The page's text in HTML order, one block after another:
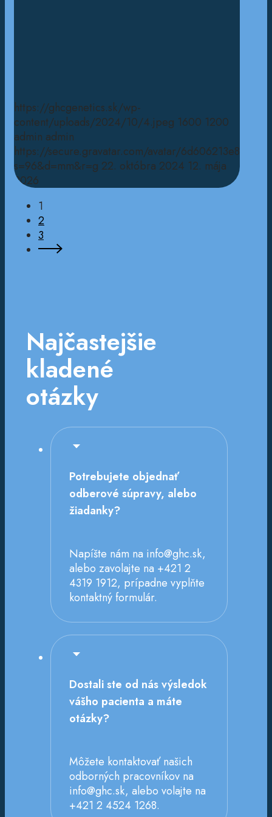
https://ghcgenetics.sk/wp-
content/uploads/2024/10/4.jpeg 1600 1200
admin admin
https://secure.gravatar.com/avatar/
s=96&d=mm&r=g 22. októbra 2024 12. mája
2026
1
2
3
Najčastejšie
kladené
otázky
Potrebujete objednať
odberové súpravy, alebo
žiadanky?
Napíšte nám na info@ghc.sk,
alebo zavolajte na +421 2
4319 1912, prípadne vyplňte
kontaktný formulár.
Dostali ste od nás výsledok
vášho pacienta a máte
otázky?
Môžete kontaktovať našich
odborných pracovníkov na
info@ghc.sk, alebo volajte na
+421 2 4524 1268.